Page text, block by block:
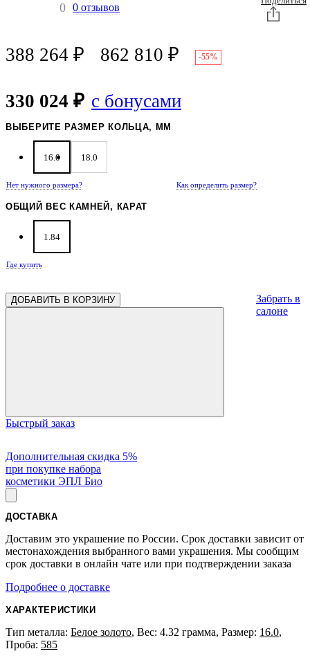
0 0 отзывов
388 264 ₽ 862 810 ₽ -55%
330 024 ₽ с бонусами
ВЫБЕРИТЕ РАЗМЕР КОЛЬЦА, ММ
16.0 18.0
Нет нужного размера? Как определить размер?
ОБЩИЙ ВЕС КАМНЕЙ, КАРАТ
1.84
Где купить
ДОБАВИТЬ В КОРЗИНУ
Быстрый заказ
Забрать в
салоне
Дополнительная скидка 5%
при покупке набора
косметики ЭПЛ Био
ДОСТАВКА
Доставим это украшение по России. Срок доставки зависит от
местонахождения выбранного вами украшения. Мы сообщим
срок доставки в онлайн чате или при подтверждении заказа
Подробнее о доставке
ХАРАКТЕРИСТИКИ
Тип металла: Белое золото, Вес: 4.32 грамма, Размер: 16.0,
Проба: 585